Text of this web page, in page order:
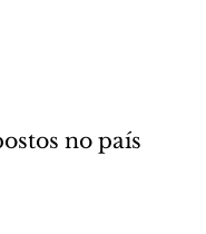
no país